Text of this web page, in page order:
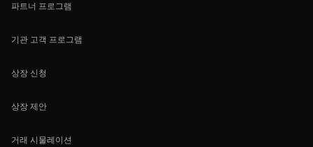
파트너 프로그램
기관 고객 프로그램
상장 신청
상장 제안
거래 시물레이션